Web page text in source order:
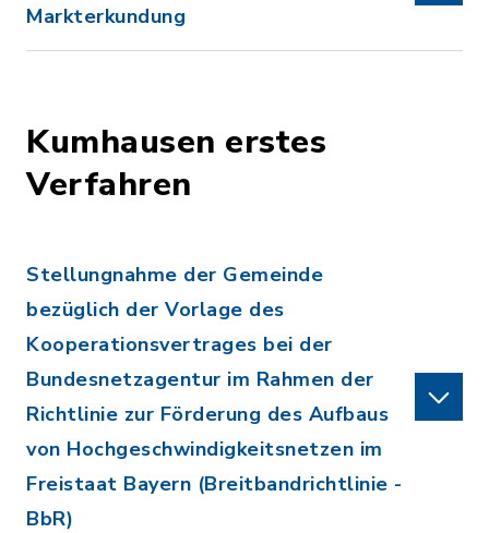
Markterkundung
Kumhausen erstes
Verfahren
Stellungnahme der Gemeinde
bezüglich der Vorlage des
Kooperationsvertrages bei der
Bundesnetzagentur im Rahmen der
Richtlinie zur Förderung des Aufbaus
von Hochgeschwindigkeitsnetzen im
Freistaat Bayern (Breitbandrichtlinie -
BbR)